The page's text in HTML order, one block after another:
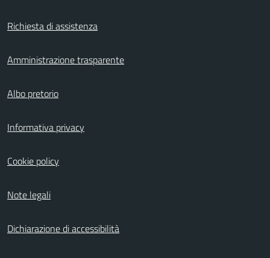
Richiesta di assistenza
Amministrazione trasparente
Albo pretorio
Informativa privacy
Cookie policy
Note legali
Dichiarazione di accessibilità